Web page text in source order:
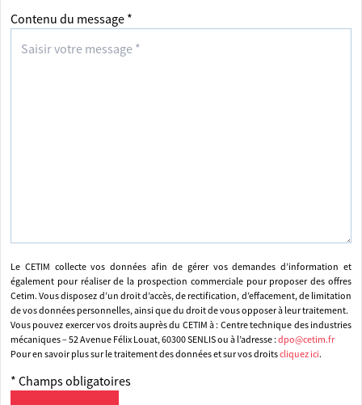
Contenu du message *
Le CETIM collecte vos données afin de gérer vos demandes d’information et
également pour réaliser de la prospection commerciale pour proposer des offres
Cetim. Vous disposez d’un droit d’accès, de rectification, d’effacement, de limitation
de vos données personnelles, ainsi que du droit de vous opposer à leur traitement.
Vous pouvez exercer vos droits auprès du CETIM à : Centre technique des industries
mécaniques – 52 Avenue Félix Louat, 60300 SENLIS ou à l’adresse : dpo@cetim.fr
Pour en savoir plus sur le traitement des données et sur vos droitscliquez ici.
* Champs obligatoires